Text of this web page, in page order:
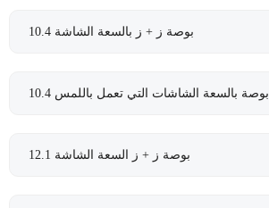
10.4 بوصة ز + ز بالسعة الشاشة
10.4 بوصة بالسعة الشاشات التي تعمل باللمس
12.1 بوصة ز + ز السعة الشاشة